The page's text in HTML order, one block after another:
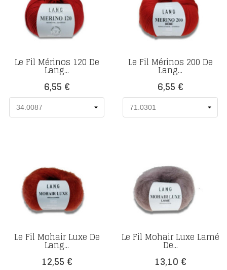
Le Fil Mérinos 120 De
Lang...
Prix
6,55 €
Le Fil Mérinos 200 De
Lang...
Prix
6,55 €
Le Fil Mohair Luxe De
Lang...
Prix
12,55 €
Le Fil Mohair Luxe Lamé
De...
Prix
13,10 €